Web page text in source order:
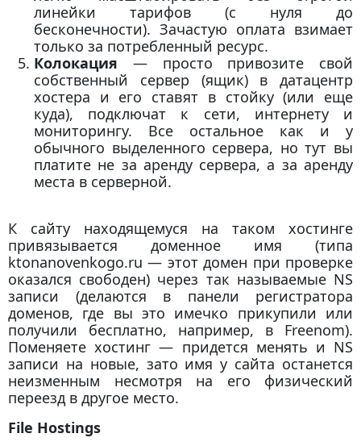
линейки тарифов (с нуля до
бесконечности). Зачастую оплата взимает
только за потребленный ресурс.
Колокация — просто привозите свой
собственный сервер (ящик) в датацентр
хостера и его ставят в стойку (или еще
куда), подключат к сети, интернету и
мониторингу. Все остальное как и у
обычного выделенного сервера, но тут вы
платите не за аренду сервера, а за аренду
места в серверной.
К сайту находящемуся на таком хостинге
привязывается доменное имя (типа
ktonanovenkogo.ru — этот домен при проверке
оказался свободен) через так называемые NS
записи (делаются в панели регистратора
доменов, где вы это имечко прикупили или
получили бесплатно, например, в Freenom).
Поменяете хостинг — придется менять и NS
записи на новые, зато имя у сайта останется
неизменным несмотря на его физический
переезд в другое место.
File Hostings